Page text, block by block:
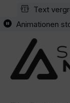
Hauptinhalt
Zur Suche
Zur Text
Animationen